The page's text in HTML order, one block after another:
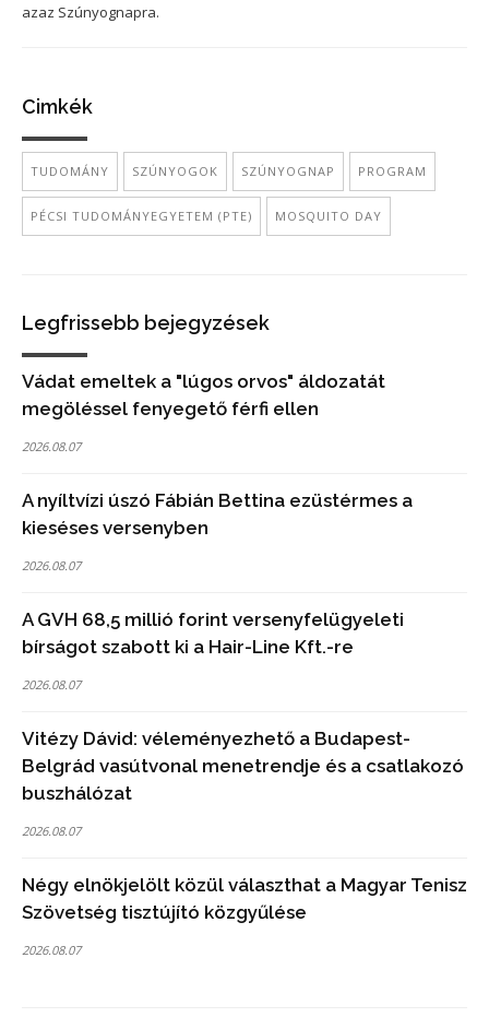
azaz Szúnyognapra.
Cimkék
TUDOMÁNY SZÚNYOGOK SZÚNYOGNAP PROGRAM
PÉCSI TUDOMÁNYEGYETEM (PTE) MOSQUITO DAY
Legfrissebb bejegyzések
Vádat emeltek a "lúgos orvos" áldozatát
megöléssel fenyegető férfi ellen
2026.08.07
A nyíltvízi úszó Fábián Bettina ezüstérmes a
kieséses versenyben
2026.08.07
A GVH 68,5 millió forint versenyfelügyeleti
bírságot szabott ki a Hair-Line Kft.-re
2026.08.07
Vitézy Dávid: véleményezhető a Budapest-
Belgrád vasútvonal menetrendje és a csatlakozó
buszhálózat
2026.08.07
Négy elnökjelölt közül választhat a Magyar Tenisz
Szövetség tisztújító közgyűlése
2026.08.07